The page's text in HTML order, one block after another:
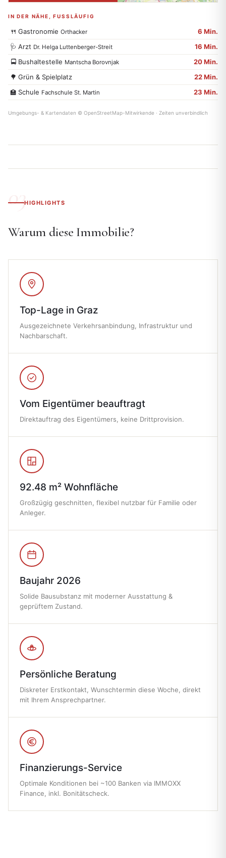
IN DER NÄHE, FUSSLÄUFIG
🍴 Gastronomie Orthacker
6 Min.
🩺 Arzt Dr. Helga Luttenberger-Streit
16 Min.
🚍 Bushaltestelle Mantscha Borovnjak
20 Min.
🌳 Grün & Spielplatz
22 Min.
🏫 Schule Fachschule St. Martin 23 Min.
Umgebungs- & Kartendaten © OpenStreetMap-Mitwirkende · Zeiten unverbindlich
HIGHLIGHTS
Warum diese Immobilie?
Top-Lage in Graz
Ausgezeichnete Verkehrsanbindung, Infrastruktur und
Nachbarschaft.
Vom Eigentümer beauftragt
Direktauftrag des Eigentümers, keine Drittprovision.
92.48 m² Wohnfläche
Großzügig geschnitten, flexibel nutzbar für Familie oder
Anleger.
Baujahr 2026
Solide Bausubstanz mit moderner Ausstattung &
geprüftem Zustand.
Persönliche Beratung
Diskreter Erstkontakt, Wunschtermin diese Woche, direkt
mit Ihrem Ansprechpartner.
Finanzierungs-Service
Optimale Konditionen bei ~100 Banken via IMMOXX
Finance, inkl. Bonitätscheck.